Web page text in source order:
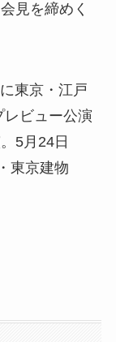
見を締めく
東京・江戸
レビュー公演
5月24日
東京建物